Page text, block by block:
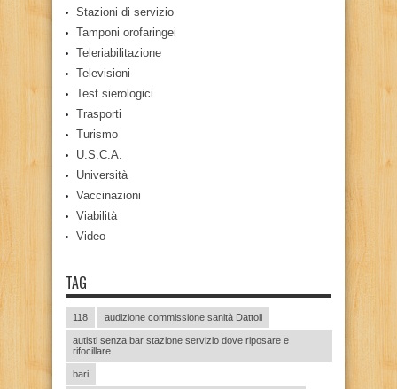
Stazioni di servizio
Tamponi orofaringei
Teleriabilitazione
Televisioni
Test sierologici
Trasporti
Turismo
U.S.C.A.
Università
Vaccinazioni
Viabilità
Video
TAG
118 audizione commissione sanità Dattoli
autisti senza bar stazione servizio dove riposare e
rifocillare
bari